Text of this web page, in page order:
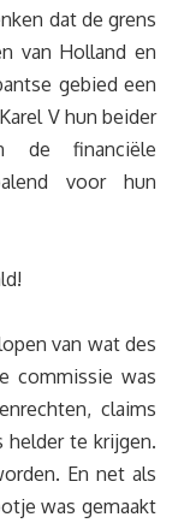
dat de grens
van Holland en
gebied een
V hun beider
de financiële
voor hun
van wat des
commissie was
claims
helder te krijgen.
En net als
was gemaakt